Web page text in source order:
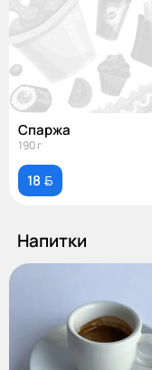
Спаржа
190 г
18 
Напитки